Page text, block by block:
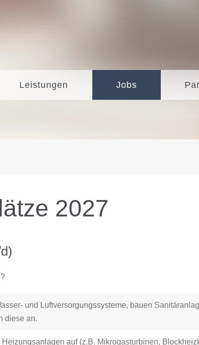
Leistungen Jobs
2027
?
und Luftversorgungssysteme, bauen
diese an.
auf (z.B. Mikrogasturbinen,